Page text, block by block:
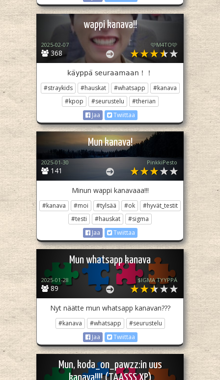
wappi kanava!!
368
2025-02-07 🩷M4TO🩷
𝗄𝖺̈𝗒𝗉𝗉𝖺̈ 𝗌𝖾𝗎𝗋𝖺𝖺𝗆𝖺𝖺𝗇！！
#straykids #hauskat #whatsapp
#kanava
#kpop
#seurustelu
#therian
Jaa
Twiittaa
Mun kanava!
141
2025-01-30 PinkkiPesto
Minun wappi kanavaaa!!!
#kanava #moi #tylsää #ok
#hyvät_testit
#testi
#hauskat
#sigma
Jaa
Twiittaa
Mun whatsapp kanava
89
2025-01-28 $IGMA TYYPPÄ
Nyt näätte mun whatsapp kanavan???
#kanava #whatsapp
#seurustelu
Jaa
Twiittaa
Mun, koda_on_pawzz:in uus